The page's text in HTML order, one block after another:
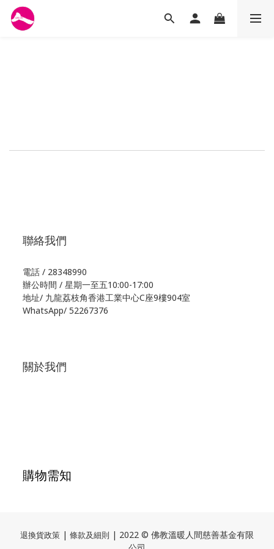
聯絡我們
電話 / 28348990
辦公時間 / 星期一至五10:00-17:00
地址/ 九龍荔枝角香港工業中心C座9樓904室
WhatsApp/ 52267376
關於我們
購物需知
退換貨政策 | 條款及細則 | 2022 © 佛教溫暖人間慈善基金有限